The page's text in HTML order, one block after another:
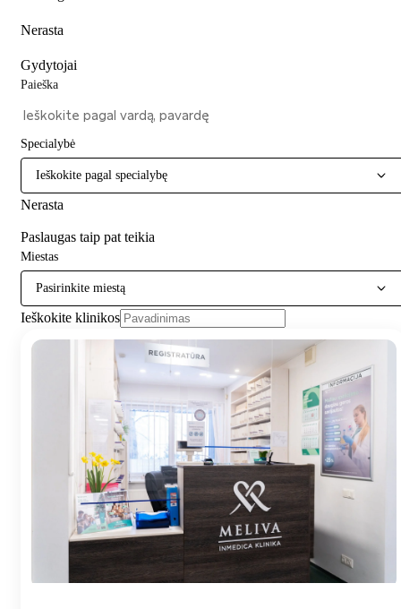
Nerasta
Gydytojai
Paieška
Specialybė
Ieškokite pagal specialybę
Nerasta
Paslaugas taip pat teikia
Miestas
Pasirinkite miestą
Ieškokite klinikos